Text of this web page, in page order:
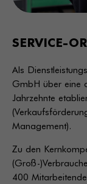
SERVICE-
Als
GmbH über eine
Jahrzehnte
Management).
Zu den
(Groß-
400